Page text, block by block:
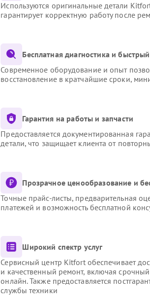
Используются оригинальные детали
гарантирует корректную работу после
Бесплатная диагностика и
Современное оборудование и опыт
восстановление в кратчайшие сроки,
Гарантия на работы и запчасти
Предоставляется документированная
детали, что защищает клиента от
Прозрачное ценообразование и
Точные прайс-листы, предварительная
платежей и возможность бесплатной
Широкий спектр услуг
Сервисный центр Kitfort обеспечивает
и качественный ремонт, включая срочный
онлайн. Также предоставляется
службы техники